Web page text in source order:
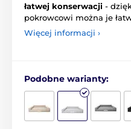
łatwej konserwacji -
pokrowcowi można je
Więcej informacji ›
Podobne warianty: